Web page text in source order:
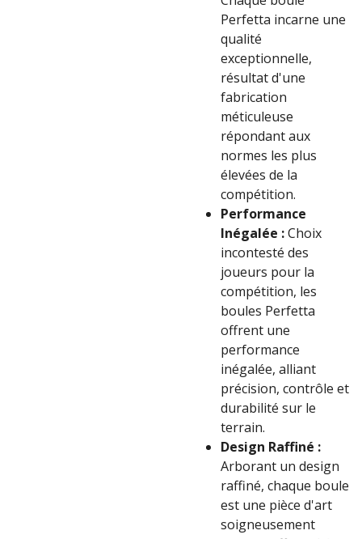
Perfetta incarne une
qualité
exceptionnelle,
résultat d'une
fabrication
méticuleuse
répondant aux
normes les plus
élevées de la
compétition.
Performance
Inégalée :Choix
incontesté des
joueurs pour la
compétition, les
boules Perfetta
offrent une
performance
inégalée, alliant
précision, contrôle et
durabilité sur le
terrain.
Design Raffiné :
Arborant un design
raffiné, chaque boule
est une pièce d'art
soigneusement